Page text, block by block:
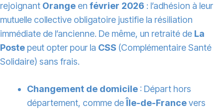
rejoignant Orange en février 2026 : l’adhésion à leur
mutuelle collective obligatoire justifie la résiliation
immédiate de l’ancienne. De même, un retraité de La
Poste peut opter pour la CSS (Complémentaire Santé
Solidaire) sans frais.
Changement de domicile : Départ hors
département, comme de Île-de-Francevers